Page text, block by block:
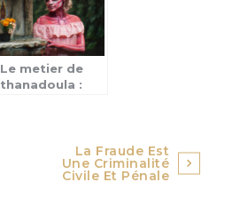
Le metier de
thanadoula :
La Fraude Est
Une Criminalité
Civile Et Pénale